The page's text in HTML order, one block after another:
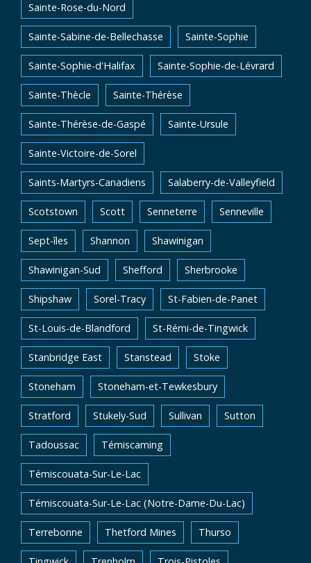
Sainte-Rose-du-Nord
Sainte-Sabine-de-Bellechasse Sainte-Sophie
Sainte-Sophie-d'Halifax Sainte-Sophie-de-Lévrard
Sainte-Thècle Sainte-Thérèse
Sainte-Thérèse-de-Gaspé Sainte-Ursule
Sainte-Victoire-de-Sorel
Saints-Martyrs-Canadiens Salaberry-de-Valleyfield
Scotstown Scott Senneterre Senneville
Sept-îles Shannon Shawinigan
Shawinigan-Sud Shefford Sherbrooke
Shipshaw Sorel-Tracy St-Fabien-de-Panet
St-Louis-de-Blandford St-Rémi-de-Tingwick
Stanbridge East Stanstead Stoke
Stoneham Stoneham-et-Tewkesbury
Stratford Stukely-Sud Sullivan Sutton
Tadoussac Témiscaming
Témiscouata-Sur-Le-Lac
Témiscouata-Sur-Le-Lac (Notre-Dame-Du-Lac)
Terrebonne Thetford Mines Thurso